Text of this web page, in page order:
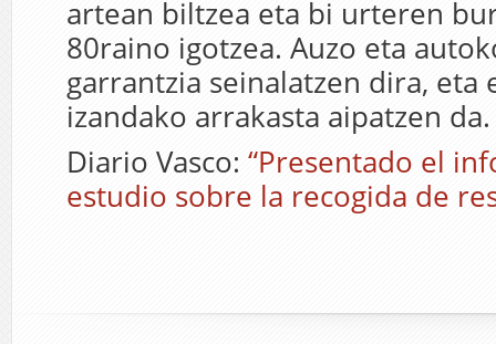
artean biltzea eta bi urteren
80raino igotzea. Auzo eta
garrantzia seinalatzen dira, eta
izandako arrakasta aipatzen da.
Diario Vasco: “Presentado el
estudio sobre la recogida de